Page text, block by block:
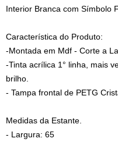
Interior Branca com Símbolo
Característica do Produto:
-Montada em Mdf - Corte a
-Tinta acrílica 1° linha, mais
brilho.
- Tampa frontal de PETG
Medidas da Estante.
- Largura: 65